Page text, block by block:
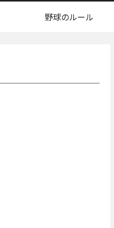
野球のルール